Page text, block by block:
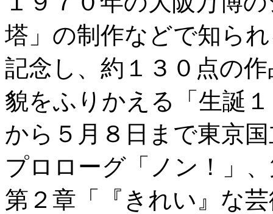
塔」の制作などで知ら
記念し、約１３０点の
貌をふりかえる「生誕
から５月８日まで東京
プロローグ「ノン！」
第２章「『きれい』な